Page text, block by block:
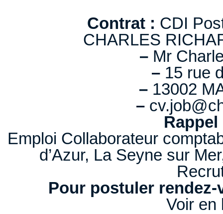
Contrat : CDI
CHARLES
– Mr
– 15 rue
– 13002
–
Emploi Collaborateur
d’Azur, La Seyne sur
Pour postuler rendez-
Voir